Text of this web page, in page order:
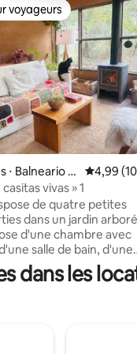
de 262
voyageurs
voyageurs
⋅ Balneario B
4,99
vivas » 1
de quatre petites
dans un jardin
d'une chambre avec
salle de bain, d'une
jardin d'hiver avec poêle
dans les